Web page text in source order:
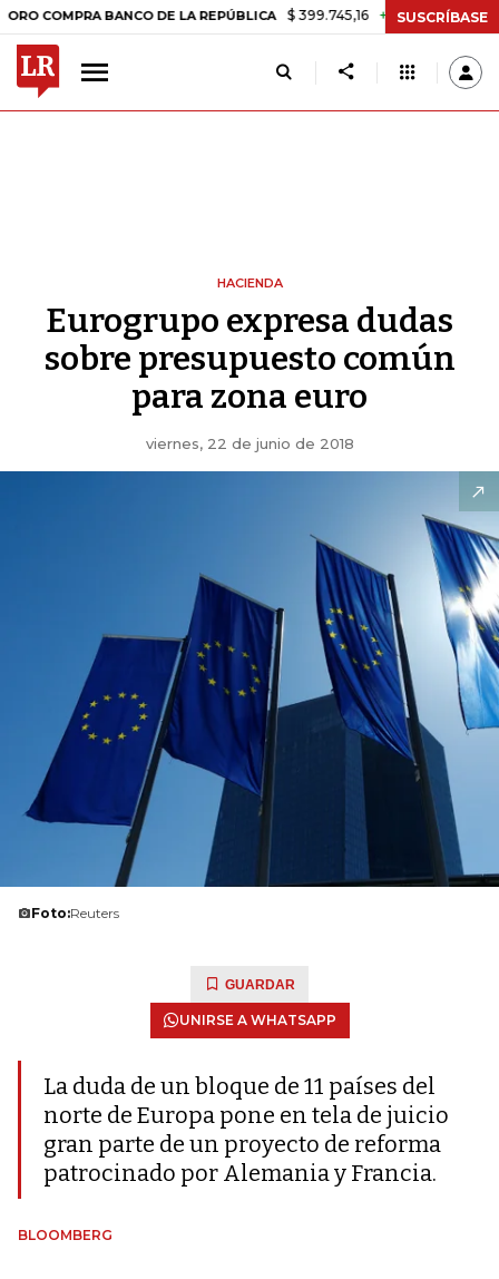
BANCO DE LA REPÚBLICA $ 399.745,16 +$ 2.295,71 +0,58%
SUSCRÍBASE
HACIENDA
Eurogrupo expresa dudas
sobre presupuesto común
para zona euro
viernes, 22 de junio de 2018
Foto:Reuters
GUARDAR
UNIRSE A WHATSAPP
La duda de un bloque de 11 países del
norte de Europa pone en tela de juicio
gran parte de un proyecto de reforma
patrocinado por Alemania y Francia.
BLOOMBERG